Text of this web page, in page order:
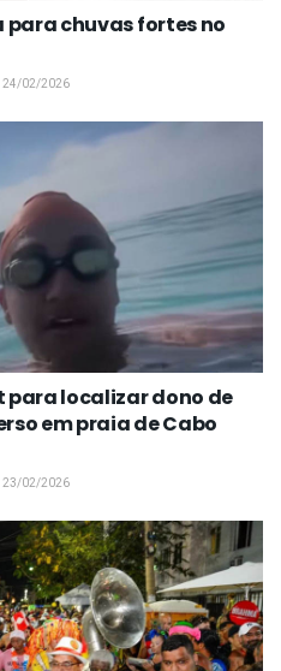
para chuvas fortes no
24/02/2026
para localizar dono de
em praia de Cabo
23/02/2026